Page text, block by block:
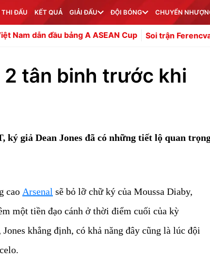
THI ĐẤU KẾT QUẢ GIẢI ĐẤU ĐỘI BÓNG CHUYỂN
A ASEAN Cup Soi trận Ferencvaros vs Real
tân binh trước khi
giả Dean Jones đã có những tiết lộ quan
cao Arsenal sẽ bỏ lỡ chữ ký của Moussa Diaby,
một tiền đạo cánh ở thời điểm cuối của kỳ
khẳng định, có khả năng đây cũng là lúc đội